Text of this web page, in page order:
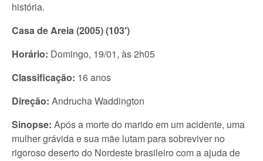
história.
Casa de Areia (2005) (103′)
Horário: Domingo, 19/01, às 2h05
Classificação: 16 anos
Direção: Andrucha Waddington
Sinopse: Após a morte do marido em um acidente, uma
mulher grávida e sua mãe lutam para sobreviver no
rigoroso deserto do Nordeste brasileiro com a ajuda de